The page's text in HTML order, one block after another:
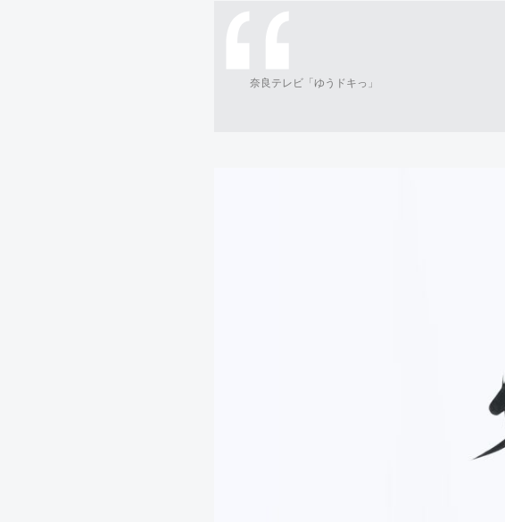
奈良テレビ「ゆうドキっ」